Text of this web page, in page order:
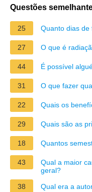
Questões
25 Quanto dias de
27 O que é
44 É possível
31 O que fazer
22 Quais os
29 Quais são as
18 Quantos
43
Qual a maior
geral?
38
Qual era a